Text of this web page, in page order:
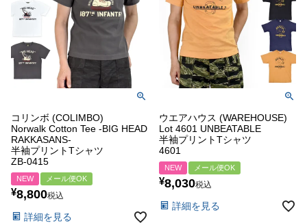
コリンボ (COLIMBO)
Norwalk Cotton Tee -BIG HEAD
RAKKASANS-
半袖プリントTシャツ
ZB-0415
NEW メール便OK
¥8,800税込
詳細を見る
ウエアハウス (WAREHOUSE)
Lot 4601 UNBEATABLE
半袖プリントTシャツ
4601
NEW メール便OK
¥8,030税込
詳細を見る